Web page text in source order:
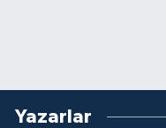
Yazarlar